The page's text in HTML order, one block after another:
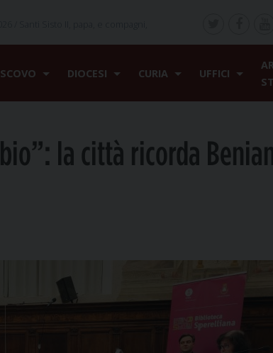
DIOCESI CURIA UFFICI
la città ricorda